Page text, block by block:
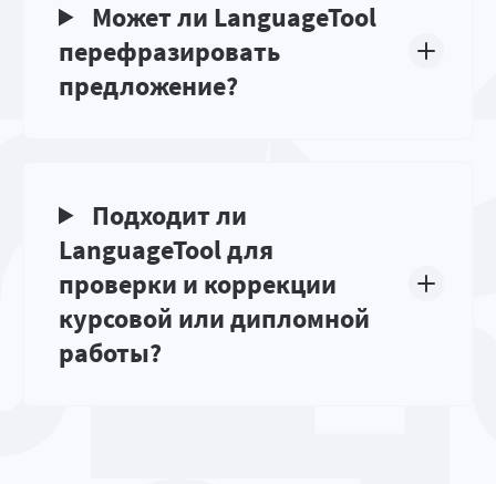
Может ли LanguageTool
перефразировать
предложение?
Подходит ли
LanguageTool для
проверки и коррекции
курсовой или дипломной
работы?